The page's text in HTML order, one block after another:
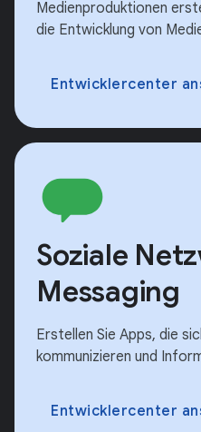
Medienproduktionen
die Entwicklung von
Entwicklercenter
Soziale
Messaging
Erstellen Sie Apps, die
kommunizieren und
Entwicklercenter